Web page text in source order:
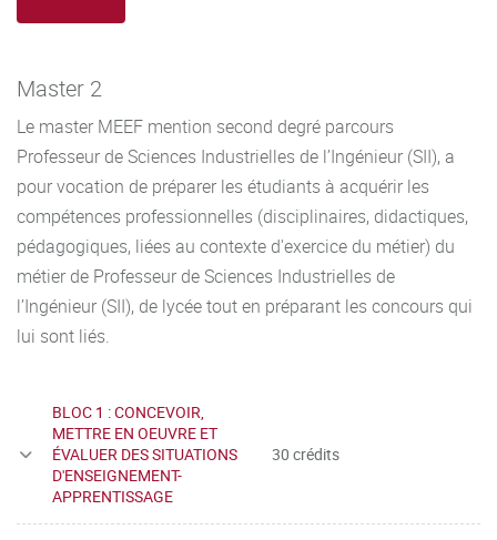
Master 2
Le master MEEF mention second degré parcours
Professeur de Sciences Industrielles de l’Ingénieur (SII), a
pour vocation de préparer les étudiants à acquérir les
compétences professionnelles (disciplinaires, didactiques,
pédagogiques, liées au contexte d'exercice du métier) du
métier de Professeur de Sciences Industrielles de
l’Ingénieur (SII), de lycée tout en préparant les concours qui
lui sont liés.
BLOC 1 : CONCEVOIR,
METTRE EN OEUVRE ET
ÉVALUER DES SITUATIONS
D'ENSEIGNEMENT-
APPRENTISSAGE
30 crédits